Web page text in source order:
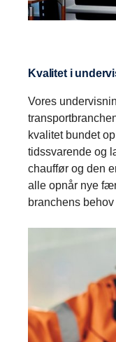
Kvalitet i
Vores
kvalitet bundet
tidssvarende og
chauffør og den
alle opnår nye
branchens behov